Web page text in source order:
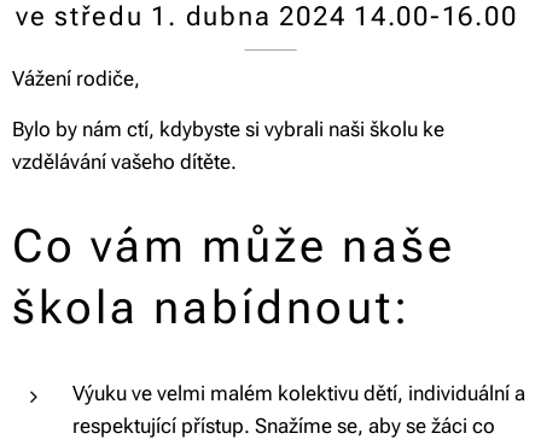
ve středu 1. dubna 2024 14.00-16.00
Vážení rodiče,
Bylo by nám ctí, kdybyste si vybrali naši školu ke
vzdělávání vašeho dítěte.
Co vám může naše
škola nabídnout:
Výuku ve velmi malém kolektivu dětí, individuální a
respektující přístup. Snažíme se, aby se žáci co